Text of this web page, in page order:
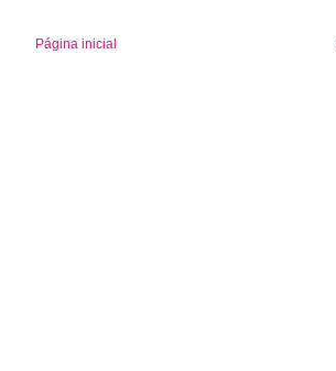
Página inicial